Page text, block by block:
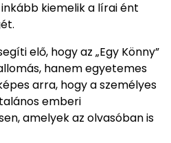
kiemelik a lírai ént
elő, hogy az „Egy Könny”
hanem egyetemes
arra, hogy a személyes
emberi
amelyek az olvasóban is